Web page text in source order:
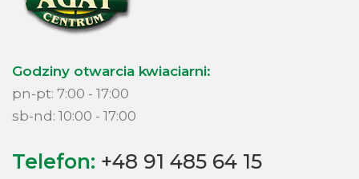
Godziny otwarcia kwiaciarni:
pn-pt: 7:00 - 17:00
sb-nd: 10:00 - 17:00
Telefon: +48 91 485 64 15